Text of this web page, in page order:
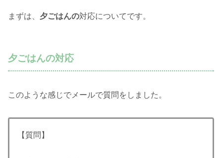
まずは、 夕ごはんの対応についてです。
夕ごはんの対応
このような感じでメールで質問をしました。
【質問】